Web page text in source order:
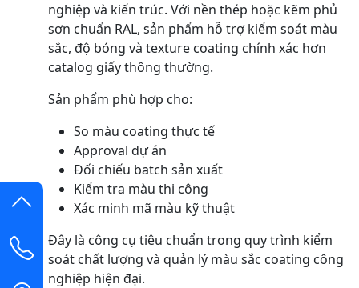
nghiệp và kiến trúc. Với nền thép hoặc kẽm phủ
sơn chuẩn RAL, sản phẩm hỗ trợ kiểm soát màu
sắc, độ bóng và texture coating chính xác hơn
catalog giấy thông thường.
Sản phẩm phù hợp cho:
So màu coating thực tế
Approval dự án
Đối chiếu batch sản xuất
Kiểm tra màu thi công
Xác minh mã màu kỹ thuật
Đây là công cụ tiêu chuẩn trong quy trình kiểm
soát chất lượng và quản lý màu sắc coating công
nghiệp hiện đại.